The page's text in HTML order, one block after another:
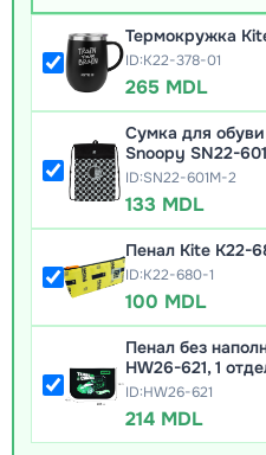
Термокружка
ID:K22-378-01
265 MDL
Сумка для
Snoopy SN22-
ID:SN22-601M-2
133 MDL
Пенал Kite K22-
ID:K22-680-1
100 MDL
Пенал без
HW26-621, 1
ID:HW26-621
214 MDL